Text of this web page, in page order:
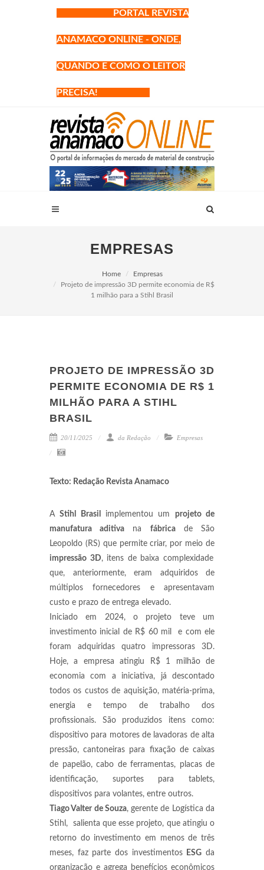
PORTAL REVISTA
ANAMACO ONLINE - ONDE,
QUANDO E COMO O LEITOR
PRECISA!
EMPRESAS
Home
Empresas
Projeto de impressão 3D permite economia de R$
1 milhão para a Stihl Brasil
PROJETO DE IMPRESSÃO 3D
PERMITE ECONOMIA DE R$ 1
MILHÃO PARA A STIHL
BRASIL
20/11/2025 da Redação Empresas
Texto: Redação Revista Anamaco
AStihl Brasil implementou um projeto de
manufatura aditiva na fábricade São
Leopoldo (RS) que permite criar, por meio de
impressão 3D, itens de baixa complexidade
que, anteriormente, eram adquiridos de
múltiplos fornecedores e apresentavam
custo e prazo de entrega elevado.
Iniciado em 2024, o projeto teve um
investimento inicial de R$ 60 mil e com ele
foram adquiridas quatro impressoras 3D.
Hoje, a empresa atingiu R$ 1 milhão de
economia com a iniciativa, já descontado
todos os custos de aquisição, matéria-prima,
energia e tempo de trabalho dos
profissionais. São produzidos itens como:
dispositivo para motores de lavadoras de alta
pressão, cantoneiras para fixação de caixas
de papelão, cabo de ferramentas, placas de
identificação, suportes para tablets,
dispositivos para volantes, entre outros.
Tiago Valter de Souza, gerente de Logística da
Stihl, salienta que esse projeto, que atingiu o
retorno do investimento em menos de três
meses, faz parte dos investimentos
ESG da
organização e agrega benefícios econômicos